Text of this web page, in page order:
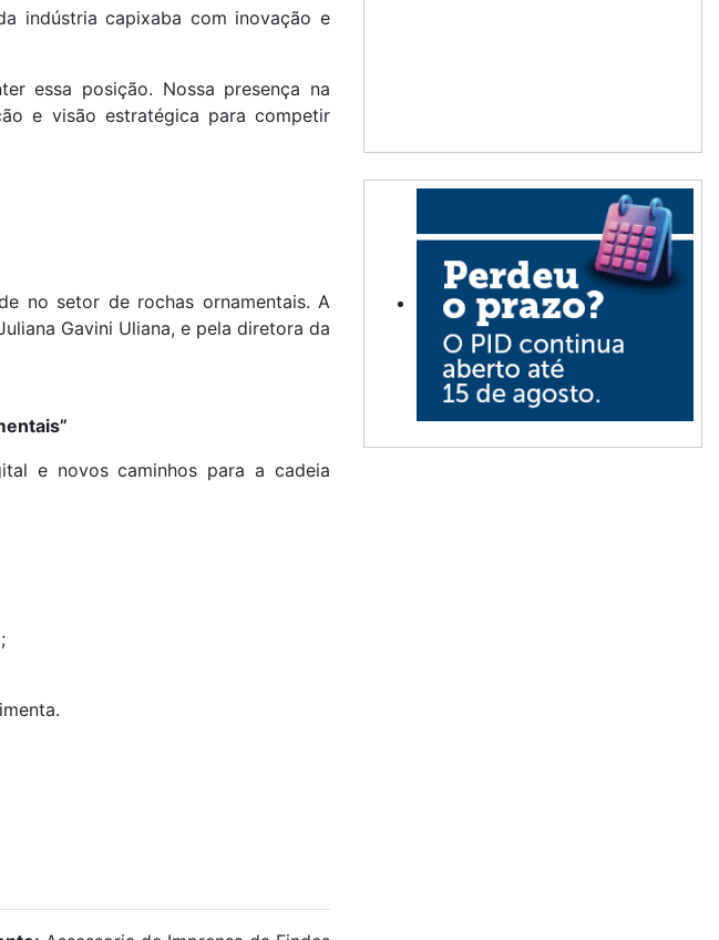
indústria capixaba com inovação e
essa posição. Nossa presença na
e visão estratégica para competir
no setor de rochas ornamentais. A
Gavini Uliana, e pela diretora da
e novos caminhos para a cadeia